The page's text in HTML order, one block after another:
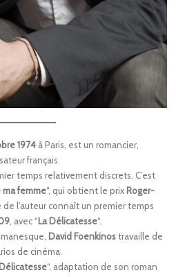
1974 à Paris, est un romancier,
français.
temps relativement discrets. C’est
femme“, qui obtient le prix Roger-
de l’auteur connaît un premier temps
, avec “La Délicatesse“.
David Foenkinostravaille de
de cinéma.
“, adaptation de son roman